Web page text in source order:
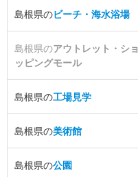
島根県のビーチ・海水浴場
島根県のアウトレット・ショ
ッピングモール
島根県の工場見学
島根県の美術館
島根県の公園